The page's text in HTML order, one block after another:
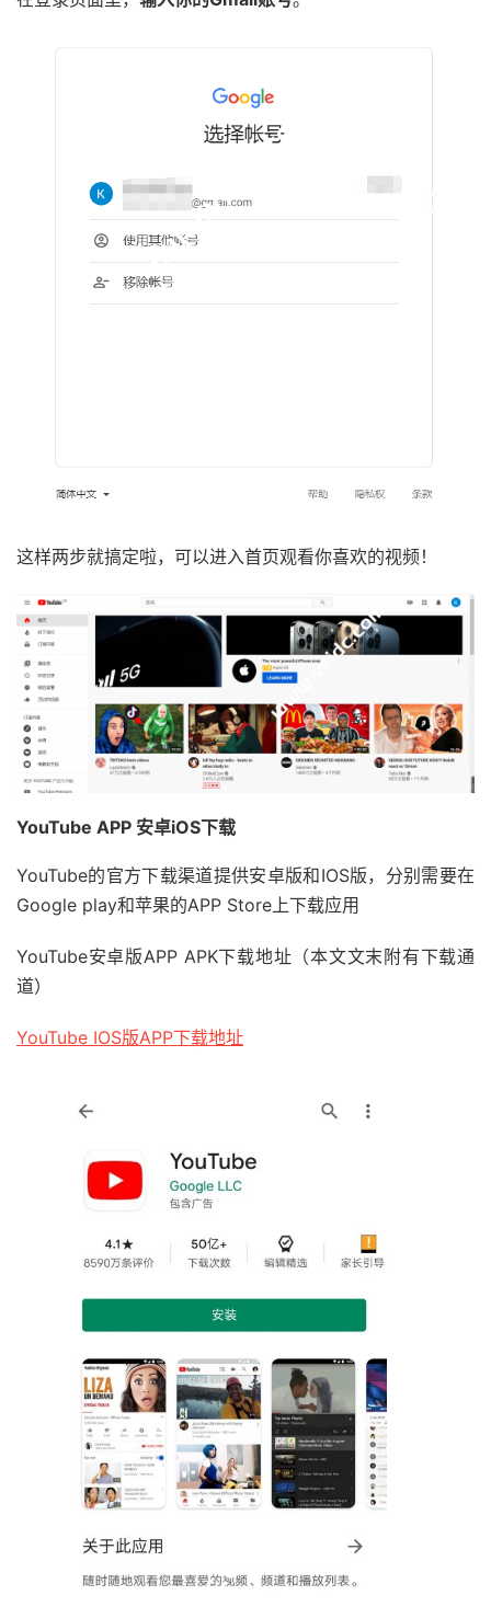
这样两步就搞定啦，可以进入首页观看你喜欢的视频！
YouTube APP 安卓iOS下载
YouTube的官方下载渠道提供安卓版和IOS版，分别需要在
Google play和苹果的APP Store上下载应用
YouTube安卓版APP APK下载地址（本文文末附有下载通
道）
YouTube IOS版APP下载地址